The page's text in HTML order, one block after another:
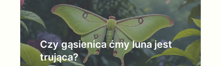
Czy gąsienica ćmy luna jest
trująca?